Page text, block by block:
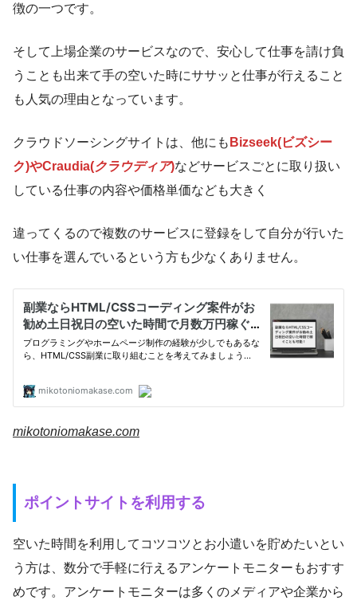
徴の一つです。
そして上場企業のサービスなので、安心して仕事を請け負
うことも出来て手の空いた時にササッと仕事が行えること
も人気の理由となっています。
クラウドソーシングサイトは、他にも Bizseek(ビズシー
ク)やCraudia(クラウディア)などサービスごとに取り扱い
している仕事の内容や価格単価なども大きく
違ってくるので複数のサービスに登録をして自分が行いた
い仕事を選んでいるという方も少なくありません。
mikotoniomakase.com
ポイントサイトを利用する
空いた時間を利用してコツコツとお小遣いを貯めたいとい
う方は、数分で手軽に行えるアンケートモニターもおすす
めです。アンケートモニターは多くのメディアや企業から